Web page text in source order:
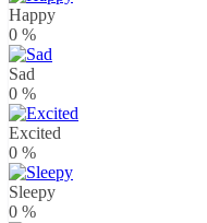
Happy
0 %
Sad
0 %
Excited
0 %
Sleepy
0 %